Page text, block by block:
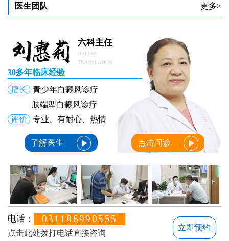
医生团队 更多>
六科主任
ONLINE
TRANSLATION
30多年临床经验
擅长
青少年白癜风诊疗
肢端型白癜风诊疗
评价
专业、有耐心、热情
了解医生 点击问诊
电话： 031186990555
点击此处拨打电话直接咨询
立即预约